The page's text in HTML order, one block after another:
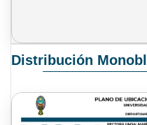
Distribución